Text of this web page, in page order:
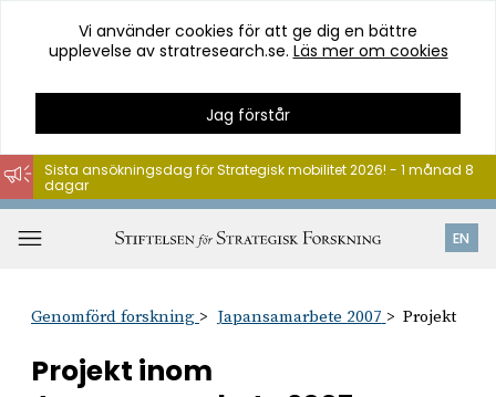
Hoppa
till
innehåll
Vi använder cookies för att ge dig en bättre
upplevelse av stratresearch.se. Läs mer om cookies
Jag förstår
EN
Sista ansökningsdag för Strategisk mobilitet 2026! - 1 månad 8
dagar
Genomförd forskning Japansamarbete 2007 Projekt
Projekt inom